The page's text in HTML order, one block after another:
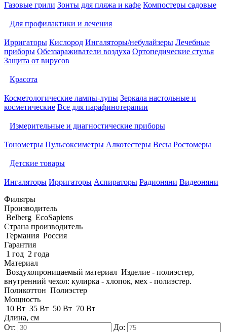
Газовые грили Зонты для пляжа и кафе Компостеры садовые
Для профилактики и лечения
Ирригаторы Кислород Ингаляторы/небулайзеры Лечебные
приборы Обеззараживатели воздуха Ортопедические стулья
Защита от вирусов
Красота
Косметологические лампы-лупы Зеркала настольные и
косметические Все для парафинотерапии
Измерительные и диагностические приборы
Тонометры Пульсоксиметры Алкотестеры Весы Ростомеры
Детские товары
Ингаляторы Ирригаторы Аспираторы Радионяни Видеоняни
Фильтры
Производитель
Belberg EcoSapiens
Страна производитель
Германия Россия
Гарантия
1 год 2 года
Материал
Воздухопроницаемый материал Изделие - полиэстер,
внутренний чехол: кулирка - хлопок, мех - полиэстер.
Поликоттон Полиэстер
Мощность
10 Вт 35 Вт 50 Вт 70 Вт
Длина, см
От:
До: